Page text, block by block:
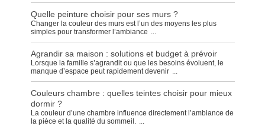
Quelle peinture choisir pour ses murs ?
Changer la couleur des murs est l’un des moyens les plus
simples pour transformer l’ambiance ...
Agrandir sa maison : solutions et budget à prévoir
Lorsque la famille s’agrandit ou que les besoins évoluent, le
manque d’espace peut rapidement devenir ...
Couleurs chambre : quelles teintes choisir pour mieux
dormir ?
La couleur d’une chambre influence directement l’ambiance de
la pièce et la qualité du sommeil. ...